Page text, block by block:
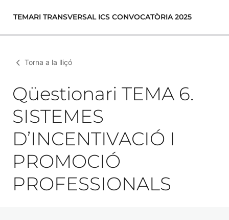
TEMARI TRANSVERSAL ICS CONVOCATÒRIA 2025
Torna a la lliçó
Qüestionari TEMA 6.
SISTEMES
D’INCENTIVACIÓ I
PROMOCIÓ
PROFESSIONALS